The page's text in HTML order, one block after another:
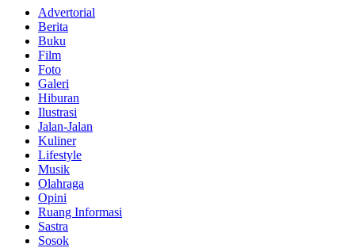
Advertorial
Berita
Buku
Film
Foto
Galeri
Hiburan
Ilustrasi
Jalan-Jalan
Kuliner
Lifestyle
Musik
Olahraga
Opini
Ruang Informasi
Sastra
Sosok